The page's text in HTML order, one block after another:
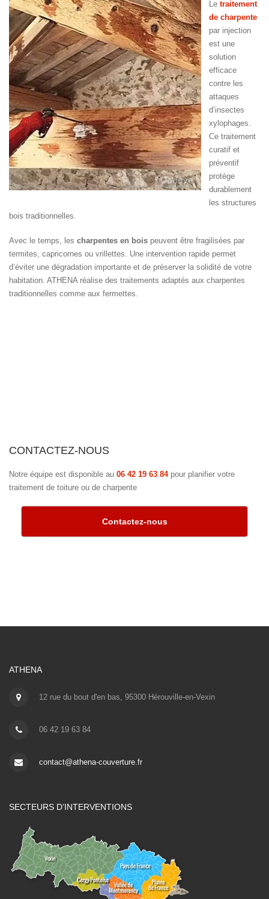
Le traitement
de charpente
par injection
est une
solution
efficace
contre les
attaques
d’insectes
xylophages.
Ce traitement
curatif et
préventif
protège
durablement
les structures
bois traditionnelles.
Avec le temps, les charpentes en bois peuvent être fragilisées par
termites, capricornes ou vrillettes. Une intervention rapide permet
d’éviter une dégradation importante et de préserver la solidité de votre
habitation. ATHENA réalise des traitements adaptés aux charpentes
traditionnelles comme aux fermettes.
CONTACTEZ-NOUS
Notre équipe est disponible au 06 42 19 63 84pour planifier votre
traitement de toiture ou de charpente
Contactez-nous
ATHENA
12 rue du bout d'en bas, 95300 Hérouville-en-Vexin
06 42 19 63 84
contact@athena-couverture.fr
SECTEURS D’INTERVENTIONS